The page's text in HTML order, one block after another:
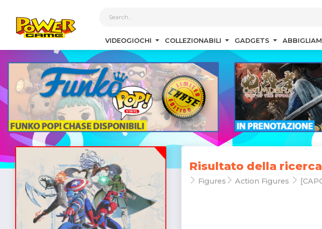
VIDEOGIOCHI COLLEZIONABILI GADGETS
Risultato della ricerca
Figures Action Figures